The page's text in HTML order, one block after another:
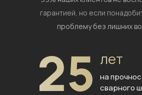
гарантией, но если
проблему без лишних
25 лет
на
сварного